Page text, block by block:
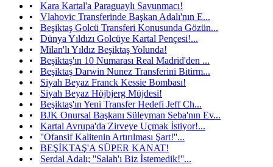
• Kara Kartal'a Paraguaylı Savunmacı!
• Vlahovic Transferinde Başkan Adalı'nın E...
• Beşiktaş Golcü Transferi Konusunda Gözün...
• Dünya Yıldızı Golcüye Kartal Pençesi!...
• Milan'lı Yıldız Beşiktaş Yolunda!
• Beşiktaş'ın 10 Numarası Real Madrid'den ...
• Beşiktaş Darwin Nunez Transferini Bitirm...
• Siyah Beyaz Franck Kessie Bombası!
• Siyah Beyaz Höjbjerg Müjdesi!
• Beşiktaş'ın Yeni Transfer Hedefi Jeff Ch...
• BJK Onursal Başkanı Süleyman Seba'nın Ev...
• Kartal Avrupa'da Zirveye Uçmak İstiyor!...
• ''Ofansif Kalitenin Artırılması Şart!''...
• BEŞİKTAŞ'A SÜPER KANAT!
• Serdal Adalı; ''Salah'ı Biz İstemedik!''...